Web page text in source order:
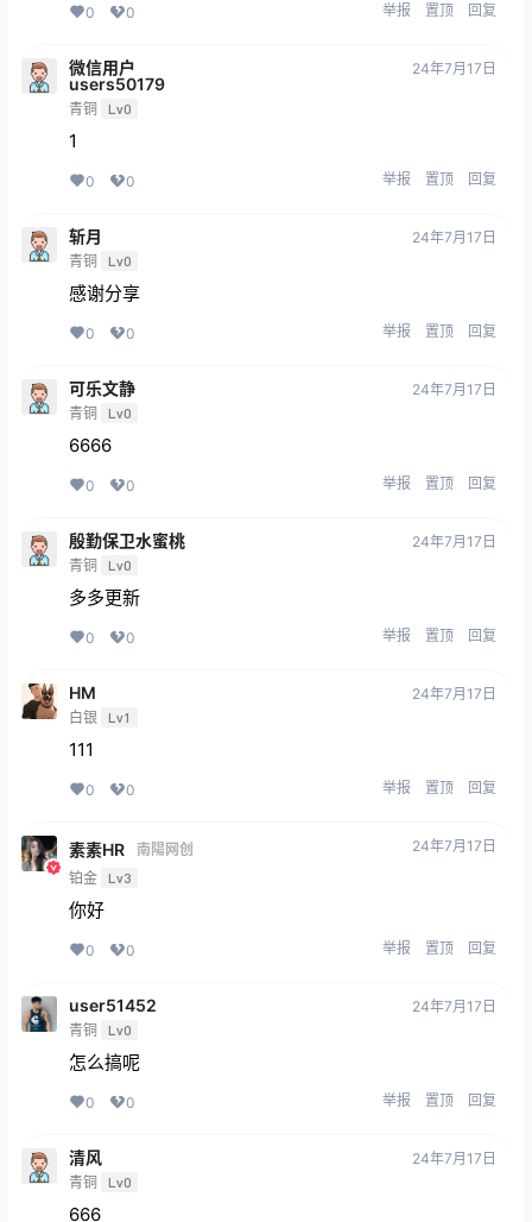
0 0 举报 置顶 回复
微信用户
users50179
青铜 Lv0
24年7月17日
1
0 0 举报 置顶 回复
斩月
青铜 Lv0
24年7月17日
感谢分享
0 0 举报 置顶 回复
可乐文静
青铜 Lv0
24年7月17日
6666
0 0 举报 置顶 回复
殷勤保卫水蜜桃
青铜 Lv0
24年7月17日
多多更新
0 0 举报 置顶 回复
HM
白银 Lv1
24年7月17日
111
0 0 举报 置顶 回复
素素HR
南陽网创
铂金 Lv3
24年7月17日
你好
0 0 举报 置顶 回复
user51452
青铜 Lv0
24年7月17日
怎么搞呢
0 0 举报 置顶 回复
清风
青铜 Lv0
24年7月17日
666